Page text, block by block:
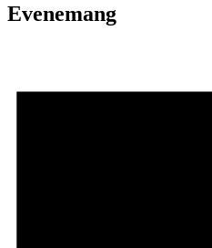
Evenemang